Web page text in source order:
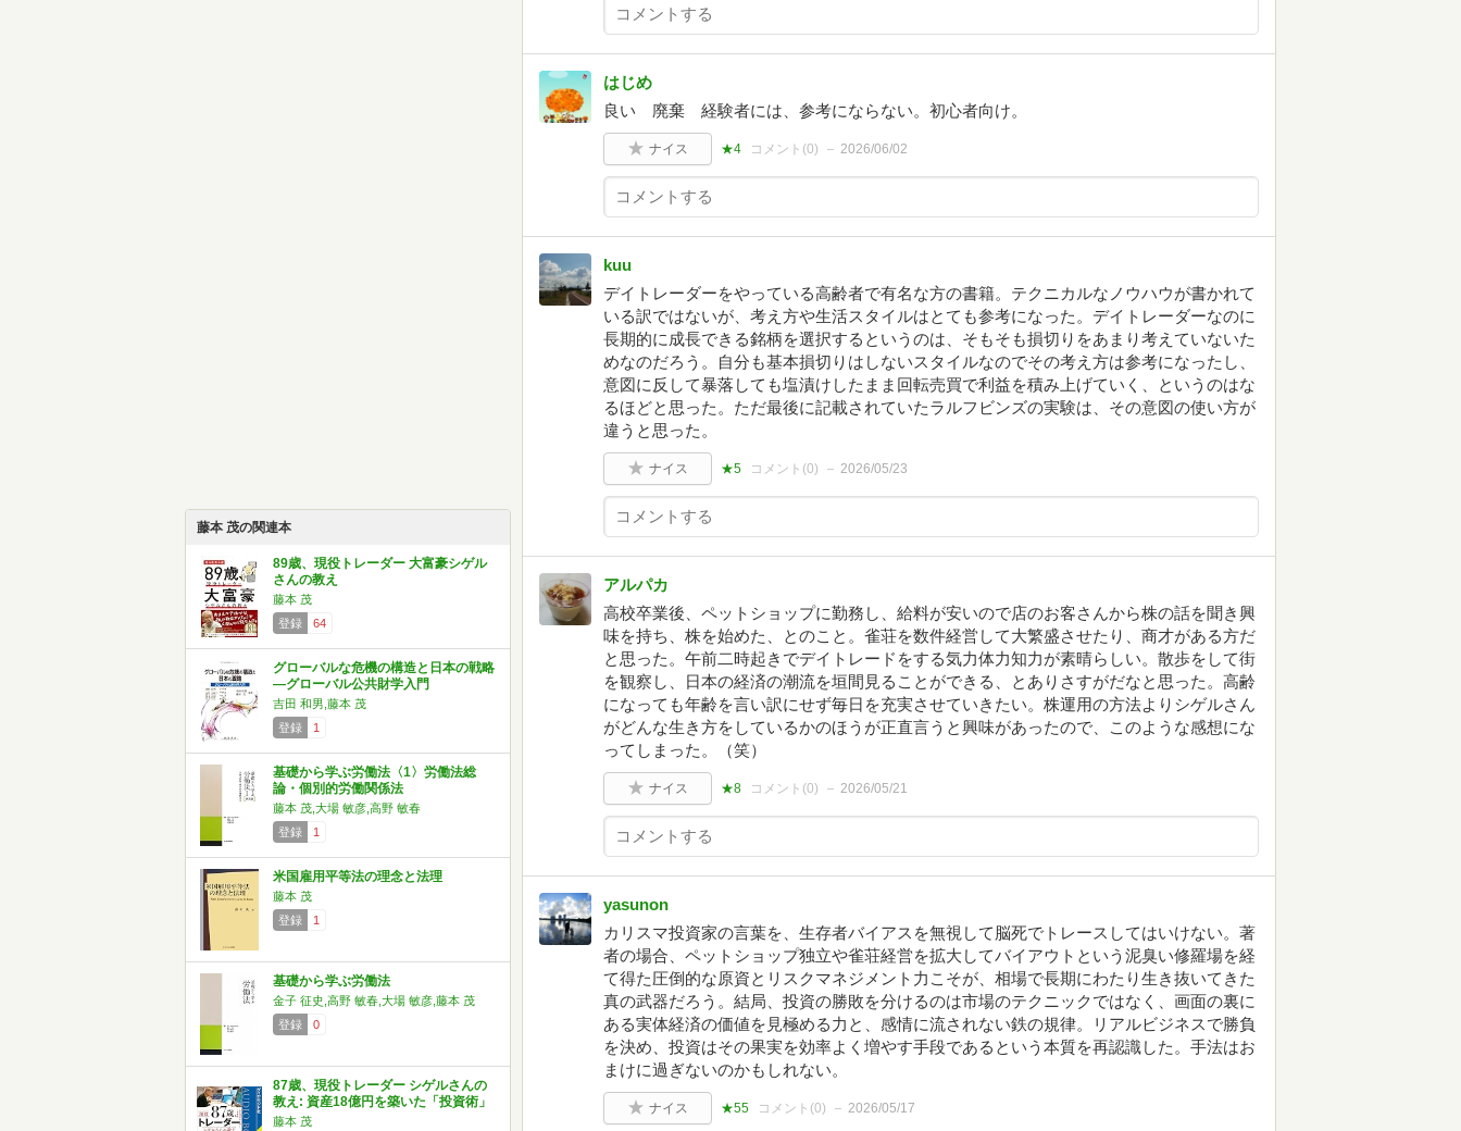
藤本 茂の関連本
89歳、現役トレーダー 大富豪シゲル
さんの教え
藤本 茂
登録
64
グローバルな危機の構造と日本の戦略
―グローバル公共財学入門
吉田 和男,藤本 茂
登録
1
基礎から学ぶ労働法〈1〉労働法総
論・個別的労働関係法
藤本 茂,大場 敏彦,高野 敏春
登録
1
米国雇用平等法の理念と法理
藤本 茂
登録
1
基礎から学ぶ労働法
金子 征史,高野 敏春,大場 敏彦,藤本 茂
登録
0
87歳、現役トレーダー シゲルさんの
教え: 資産18億円を築いた「投資術」
藤本 茂
はじめ
良い 廃棄 経験者には、参考にならない。初心者向け。
ナイス ★4 コメント(0) 2026/06/02
kuu
デイトレーダーをやっている高齢者で有名な方の書籍。テクニカルなノウハウが書かれて
いる訳ではないが、考え方や生活スタイルはとても参考になった。デイトレーダーなのに
長期的に成長できる銘柄を選択するというのは、そもそも損切りをあまり考えていないた
めなのだろう。自分も基本損切りはしないスタイルなのでその考え方は参考になったし、
意図に反して暴落しても塩漬けしたまま回転売買で利益を積み上げていく、というのはな
るほどと思った。ただ最後に記載されていたラルフビンズの実験は、その意図の使い方が
違うと思った。
ナイス ★5 コメント(0) 2026/05/23
アルパカ
高校卒業後、ペットショップに勤務し、給料が安いので店のお客さんから株の話を聞き興
味を持ち、株を始めた、とのこと。雀荘を数件経営して大繁盛させたり、商才がある方だ
と思った。午前二時起きでデイトレードをする気力体力知力が素晴らしい。散歩をして街
を観察し、日本の経済の潮流を垣間見ることができる、とありさすがだなと思った。高齢
になっても年齢を言い訳にせず毎日を充実させていきたい。株運用の方法よりシゲルさん
がどんな生き方をしているかのほうが正直言うと興味があったので、このような感想にな
ってしまった。（笑）
ナイス ★8 コメント(0) 2026/05/21
yasunon
カリスマ投資家の言葉を、生存者バイアスを無視して脳死でトレースしてはいけない。著
者の場合、ペットショップ独立や雀荘経営を拡大してバイアウトという泥臭い修羅場を経
て得た圧倒的な原資とリスクマネジメント力こそが、相場で長期にわたり生き抜いてきた
真の武器だろう。結局、投資の勝敗を分けるのは市場のテクニックではなく、画面の裏に
ある実体経済の価値を見極める力と、感情に流されない鉄の規律。リアルビジネスで勝負
を決め、投資はその果実を効率よく増やす手段であるという本質を再認識した。手法はお
まけに過ぎないのかもしれない。
ナイス ★55 コメント(0) 2026/05/17